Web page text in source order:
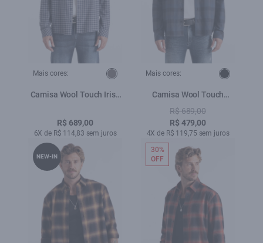
Mais cores:
Camisa Wool Touch Irish
R$ 689,00
6X de R$ 114,83 sem juros
Mais cores:
Camisa Wool Touch
Corvus Irish Midnight
Blue
R$ 689,00
R$ 479,00
4X de R$ 119,75 sem juros
NEW-IN
30%
OFF